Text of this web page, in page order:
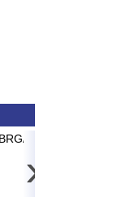
ККМ Штрих- ФР-
›